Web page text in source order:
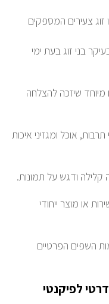
צעירים המספקים
בני זוג בעת ימי
שיזכה להצלחה
אוכל ומגזיני איכות
ודגש על תמונות.
מוצר ייחודי
הפרטיים
לפיקנטי